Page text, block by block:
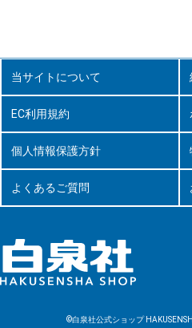
当サイトについて
EC利用規約
個人情報保護方針
よくあるご質問
©白泉社公式ショップ